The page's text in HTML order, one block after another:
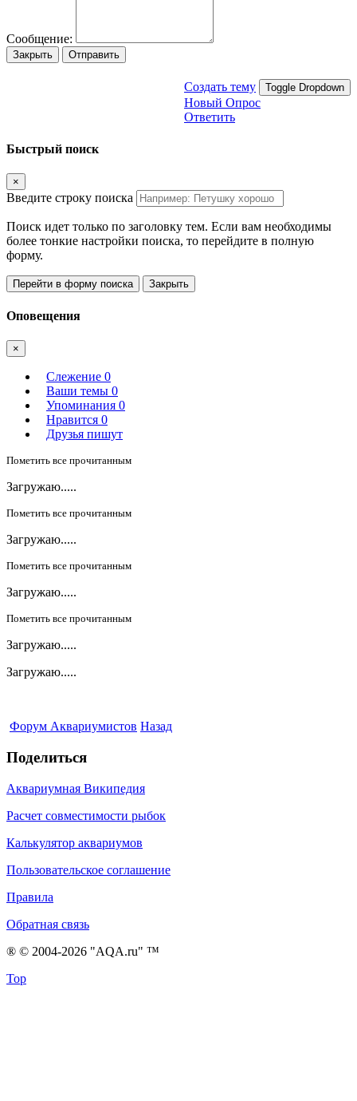
Сообщение:
Закрыть Отправить
Создать тему Toggle Dropdown
Новый Опрос
Ответить
Быстрый поиск
×
Введите строку поиска
Поиск идет только по заголовку тем. Если вам необходимы
более тонкие настройки поиска, то перейдите в полную
форму.
Перейти в форму поиска Закрыть
Оповещения
×
Слежение 0
Ваши темы 0
Упоминания 0
Нравится 0
Друзья пишут
Пометить все прочитанным
Загружаю.....
Пометить все прочитанным
Загружаю.....
Пометить все прочитанным
Загружаю.....
Пометить все прочитанным
Загружаю.....
Загружаю.....
Форум Аквариумистов Назад
Поделиться
Аквариумная Википедия
Расчет совместимости рыбок
Калькулятор аквариумов
Пользовательское соглашение
Правила
Обратная связь
® © 2004-2026 "AQA.ru" ™
Top